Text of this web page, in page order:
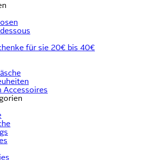
für sie 20€ bis 40€
Accessoires